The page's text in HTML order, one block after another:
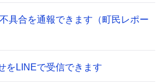
具合を通報できます（町民レポー
をLINEで受信できます